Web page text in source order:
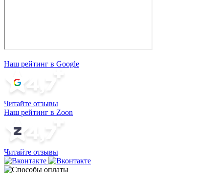
Наш рейтинг в Google
Читайте отзывы
Наш рейтинг в Zoon
Читайте отзывы